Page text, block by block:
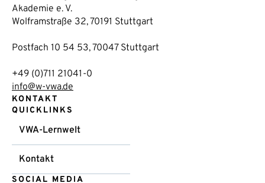
Akademie e. V.
Wolframstraße 32, 70191 Stuttgart
Postfach 10 54 53, 70047 Stuttgart
+49 (0)711 21041-0
info@w-vwa.de
KONTAKT
QUICKLINKS
VWA-Lernwelt
Kontakt
SOCIAL MEDIA